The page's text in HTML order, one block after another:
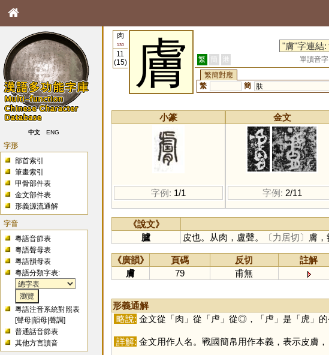
中文 ENG
字形
部首索引
筆畫索引
甲骨部件表
金文部件表
形義源流通解
字音
粵語音節表
粵語聲母表
粵語韻母表
粵語分類字表:
粵語注音系統對照表
[聲母 |韻母 |聲調]
普通話音節表
其他方言讀音
肉
130
11
(15)
膚 繁 簡 港
單讀音字
繁簡對應
繁
簡 肤
小篆
字例: 1/1
金文
字例: 2/11
《說文》
臚
皮也。从肉，盧聲。 〔力居切〕 膚，
《廣韻》 頁碼 反切
註解
膚
79 甫無
形義通解
略說: 金文從「肉 」從「虍」從◎，「虍」是「虎」
詳解: 金文用作人名。戰國簡帛用作本義，表示皮膚